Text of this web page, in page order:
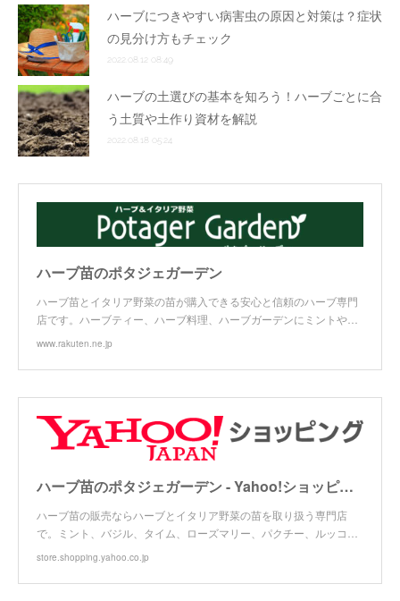
ハーブにつきやすい病害虫の原因と対策は？症状
の見分け方もチェック
2022.08.12 08:49
ハーブの土選びの基本を知ろう！ハーブごとに合
う土質や土作り資材を解説
2022.08.18 05:24
ハーブ苗のポタジェガーデン
ハーブ苗とイタリア野菜の苗が購入できる安心と信頼のハーブ専門
店です。ハーブティー、ハーブ料理、ハーブガーデンにミントや…
www.rakuten.ne.jp
ハーブ苗のポタジェガーデン - Yahoo!ショッピング
ハーブ苗の販売ならハーブとイタリア野菜の苗を取り扱う専門店
で。ミント、バジル、タイム、ローズマリー、パクチー、ルッコ…
store.shopping.yahoo.co.jp